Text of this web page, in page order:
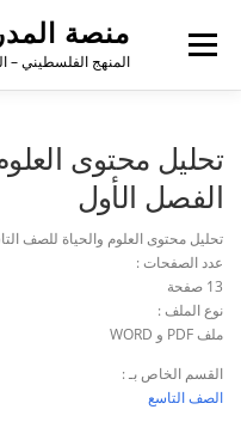
منصة
المنهج الفلسطيني –
القائمة
تحليل محتوى
الفصل الأول
تحليل محتوى العلوم والحياة للصف
عدد الصفحات :
13 صفحة
نوع الملف :
ملف PDF و WORD
القسم الخاص بـ :
الصف التاسع